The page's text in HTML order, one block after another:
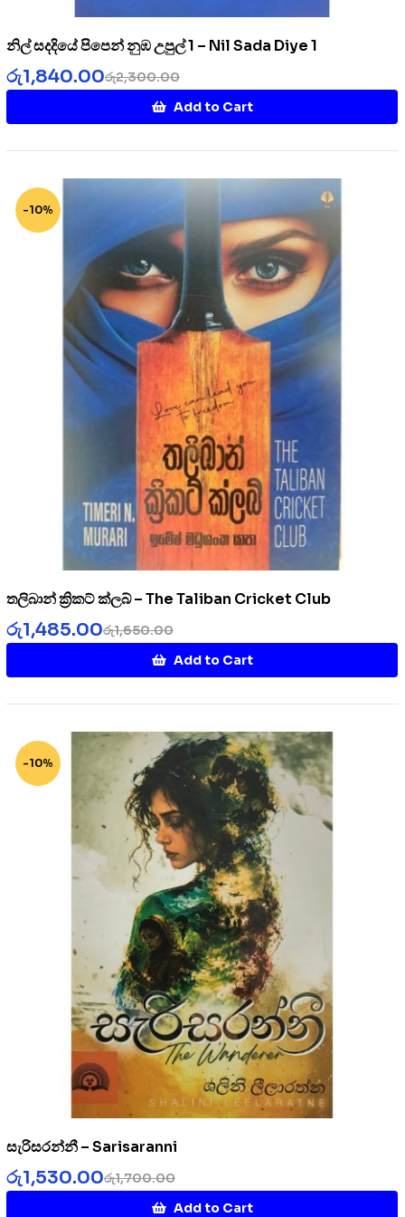
නිල් සදදියේ පිපෙන් නුඹ උපුල් 1 – Nil Sada Diye 1
රු2,300.00
රු1,840.00
Add to Cart
-10%
තලිබාන් ක්‍රිකට් ක්ලබ් – The Taliban Cricket Club
රු1,650.00
රු1,485.00
Add to Cart
-10%
සැරිසරන්නී – Sarisaranni
රු1,700.00
රු1,530.00
Add to Cart